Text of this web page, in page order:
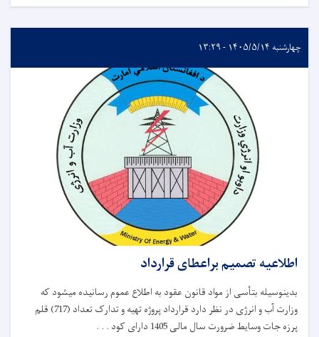
چهارشنبه ۱۴۰۵/۵/۱۴ - ۱۳:۲۹
اطلاعیه تصمیم براعطای قرارداد
بدینوسیله بتأسی از مواد قانون عقود به اطلاع عموم رسانیده میشود که
وزارت آب و انرژی در نظر دارد قرارداد پروژه تهیه و تدارک تعداد (717) قلم
پرزه جات وسایط ضرورت سال مالی 1405 دارای کود . . .